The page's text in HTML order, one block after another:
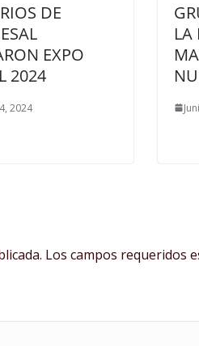
DE
EXPO
2024
2024
LA
Los campos requeridos